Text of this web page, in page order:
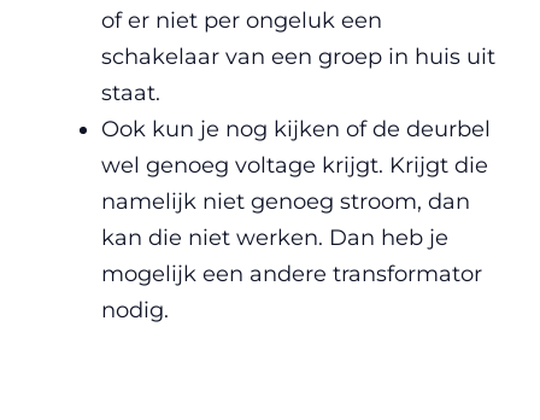
of er niet per ongeluk een
schakelaar van een groep in huis uit
staat.
Ook kun je nog kijken of de deurbel
wel genoeg voltage krijgt. Krijgt die
namelijk niet genoeg stroom, dan
kan die niet werken. Dan heb je
mogelijk een andere transformator
nodig.